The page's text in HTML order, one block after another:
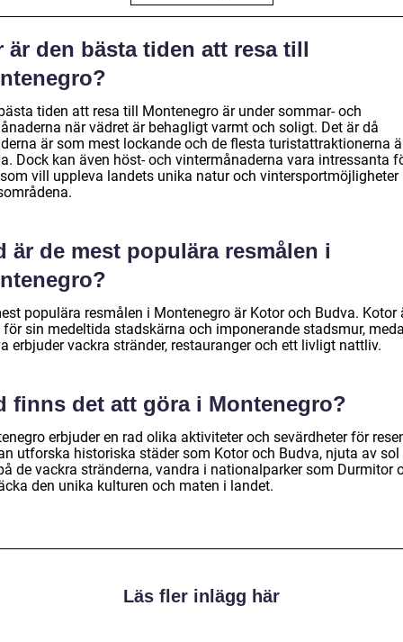
är den bästa tiden att resa till
tiden att resa till Montenegro är under sommar- och
när vädret är behagligt varmt och soligt. Det är då
är som mest lockande och de flesta turistattraktionerna
Dock kan även höst- och vintermånaderna vara intressanta
vill uppleva landets unika natur och vintersportmöjligheter
är de mest populära resmålen i
populära resmålen i Montenegro är Kotor och Budva. Kotor
för sin medeltida stadskärna och imponerande stadsmur,
erbjuder vackra stränder, restauranger och ett livligt nattliv.
finns det att göra i Montenegro?
erbjuder en rad olika aktiviteter och sevärdheter för
utforska historiska städer som Kotor och Budva, njuta av sol
de vackra stränderna, vandra i nationalparker som Durmitor
den unika kulturen och maten i landet.
Läs fler inlägg här